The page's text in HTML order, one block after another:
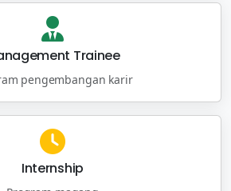
Trainee
pengembangan karir
Internship